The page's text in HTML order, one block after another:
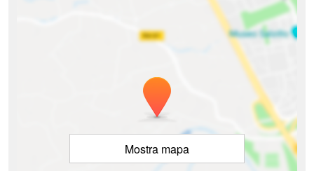
Mostra mapa